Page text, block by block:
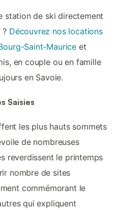
station de ski directement
? Découvrez nos locations
Saint-Maurice et
en couple ou en famille
en Savoie.
Saisies
les plus hauts sommets
de nombreuses
reverdissent le printemps
nombre de sites
commémorant le
qui expliquent